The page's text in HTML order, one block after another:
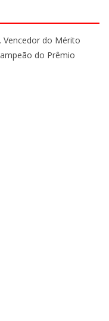
Vencedor do Mérito
do Prêmio